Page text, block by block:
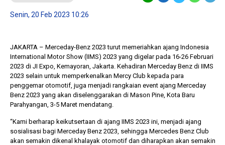
Senin, 20 Feb 2023 10:26
JAKARTA – Merceday-Benz 2023 turut memeriahkan ajang Indonesia
International Motor Show (IIMS) 2023 yang digelar pada 16-26 Februari
2023 di JI Expo, Kemayoran, Jakarta. Kehadiran Merceday Benz di IIMS
2023 selain untuk memperkenalkan Mercy Club kepada para
penggemar otomotif, juga menjadi rangkaian event ajang Merceday
Benz 2023 yang akan diselenggarakan di Mason Pine, Kota Baru
Parahyangan, 3-5 Maret mendatang.
“Kami berharap keikutsertaan di ajang IIMS 2023 ini, menjadi ajang
sosialisasi bagi Merceday Benz 2023, sehingga Mercedes Benz Club
akan semakin dikenal khalayak otomotif dan diharapkan akan semakin
10 bulan lalu
KPU Batalkan
Keputusan Dokumen
Capres-Cawapres
Dirahasiakan